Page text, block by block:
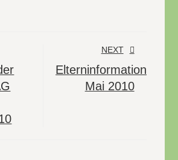
NEXT
Elterninformation
Mai 2010